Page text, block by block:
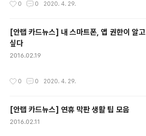
0 0 2020. 4. 29.
[안랩 카드뉴스] 내 스마트폰, 앱 권한이 알고
싶다
2016.02.19
0 0 2020. 4. 29.
[안랩 카드뉴스] 연휴 막판 생활 팁 모음
2016.02.11